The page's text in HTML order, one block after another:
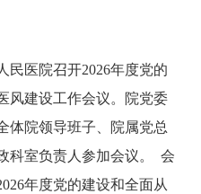
民医院召开2026年度党的
风建设工作会议。院党委
体院领导班子、院属党总
科室负责人参加会议。 会
年度党的建设和全面从